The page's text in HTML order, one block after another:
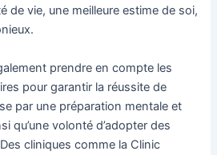
de vie, une meilleure estime de soi,
prendre en compte les
pour garantir la réussite de
par une préparation mentale et
qu’une volonté d’adopter des
cliniques comme la Clinic